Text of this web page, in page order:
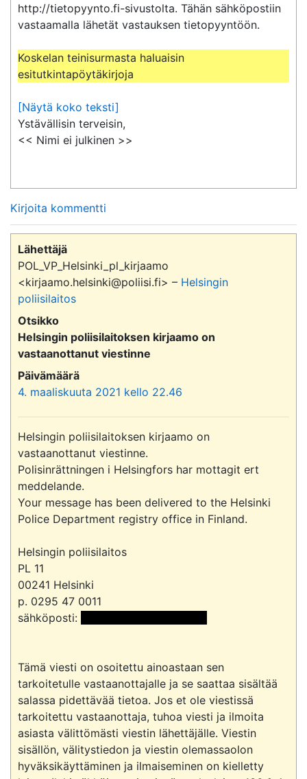
http://tietopyynto.fi-sivustolta. Tähän sähköpostiin
vastaamalla lähetät vastauksen tietopyyntöön.
Koskelan teinisurmasta haluaisin
esitutkintapöytäkirjoja
[Näytä koko teksti]
Ystävällisin terveisin,
<< Nimi ei julkinen >>
Kirjoita kommentti
Lähettäjä
POL_VP_Helsinki_pl_kirjaamo
<kirjaamo.helsinki@poliisi.fi> – Helsingin
poliisilaitos
Otsikko
Helsingin poliisilaitoksen kirjaamo on
vastaanottanut viestinne
Päivämäärä
4. maaliskuuta 2021 kello 22.46
Helsingin poliisilaitoksen kirjaamo on
vastaanottanut viestinne.
Polisinrättningen i Helsingfors har mottagit ert
meddelande.
Your message has been delivered to the Helsinki
Police Department registry office in Finland.
Helsingin poliisilaitos
PL 11
00241 Helsinki
p. 0295 47 0011
sähköposti:
Tämä viesti on osoitettu ainoastaan sen
tarkoitetulle vastaanottajalle ja se saattaa sisältää
salassa pidettävää tietoa. Jos et ole viestissä
tarkoitettu vastaanottaja, tuhoa viesti ja ilmoita
asiasta välittömästi viestin lähettäjälle. Viestin
sisällön, välitystiedon ja viestin olemassaolon
hyväksikäyttäminen ja ilmaiseminen on kielletty